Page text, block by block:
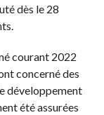
dès le 28
courant 2022
concerné des
développement
été assurées